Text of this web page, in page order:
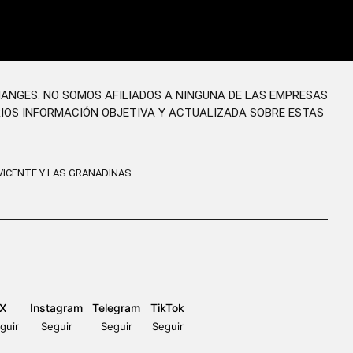
NO SOMOS AFILIADOS A NINGUNA DE LAS EMPRESAS
INFORMACIÓN OBJETIVA Y ACTUALIZADA SOBRE ESTAS
Y LAS GRANADINAS.
X Instagram
Seguir
Telegram
Seguir
TikTok
Seguir